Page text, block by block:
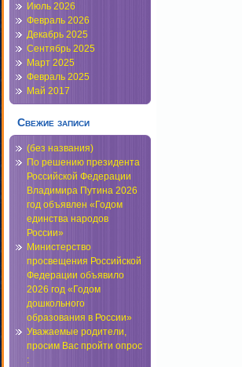
Июль 2026
Февраль 2026
Декабрь 2025
Сентябрь 2025
Март 2025
Февраль 2025
Май 2017
Свежие записи
(без названия)
По решению президента
Российской Федерации
Владимира Путина 2026
год объявлен «Годом
единства народов
России»
Министерство
просвещения Российской
Федерации объявило
2026 год «Годом
дошкольного
образования в России»
Уважаемые родители,
просим Вас пройти опрос
: